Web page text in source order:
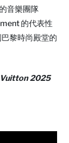
音樂團隊
的代表性
黎時尚殿堂的
Vuitton 2025